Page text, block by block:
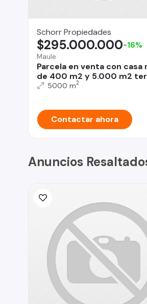
Schorr Propiedades
Maule
Parcela en venta con casa
de 400 m2 y 5.000 m2
$295.000.000-16%
5000 m2
Contactar ahora
Anuncios